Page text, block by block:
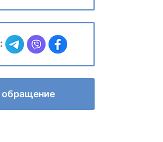
обращение